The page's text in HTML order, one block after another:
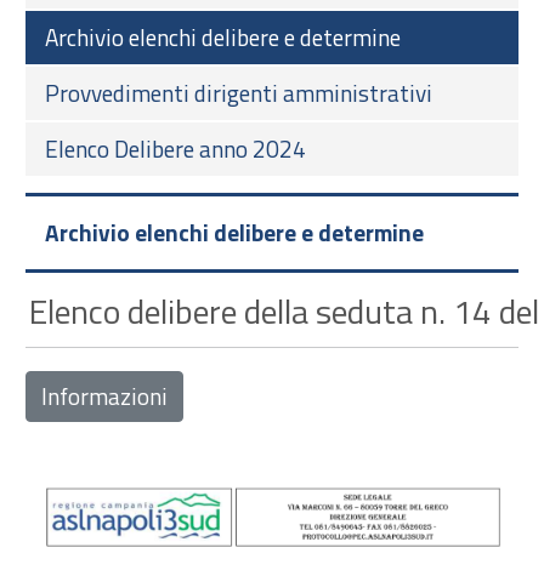
Archivio elenchi delibere e determine
Provvedimenti dirigenti amministrativi
Elenco Delibere anno 2024
Archivio elenchi delibere e determine
Elenco delibere della seduta n. 14
Informazioni